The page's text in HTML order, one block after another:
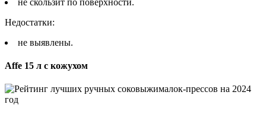
Недостатки:
не выявлены.
Affe 15 л с кожухом